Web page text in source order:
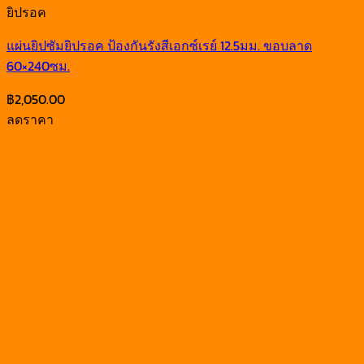
ยิปรอค
แผ่นยิปซัมยิปรอค ป้องกันรังสีเอกซ์เรย์ 12.5มม. ขอบลาด
60×240ซม.
฿2,050.00
ลดราคา